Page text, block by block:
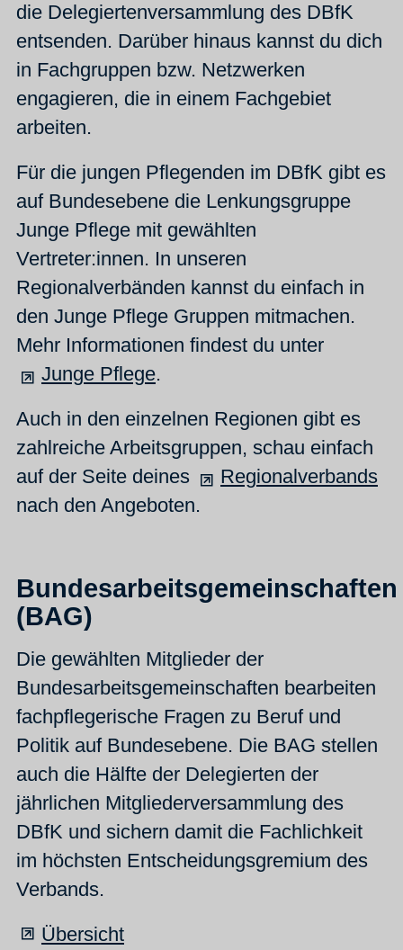
die Delegiertenversammlung des DBfK
entsenden. Darüber hinaus kannst du dich
in Fachgruppen bzw. Netzwerken
engagieren, die in einem Fachgebiet
arbeiten.
Für die jungen Pflegenden im DBfK gibt es
auf Bundesebene die Lenkungsgruppe
Junge Pflege mit gewählten
Vertreter:innen. In unseren
Regionalverbänden kannst du einfach in
den Junge Pflege Gruppen mitmachen.
Mehr Informationen findest du unter
Junge Pflege.
Auch in den einzelnen Regionen gibt es
zahlreiche Arbeitsgruppen, schau einfach
auf der Seite deines
Regionalverbands
nach den Angeboten.
Bundesarbeitsgemeinschaften
(BAG)
Die gewählten Mitglieder der
Bundesarbeitsgemeinschaften bearbeiten
fachpflegerische Fragen zu Beruf und
Politik auf Bundesebene. Die BAG stellen
auch die Hälfte der Delegierten der
jährlichen Mitgliederversammlung des
DBfK und sichern damit die Fachlichkeit
im höchsten Entscheidungsgremium des
Verbands.
Übersicht